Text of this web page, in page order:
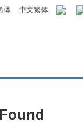
体 中文繁体